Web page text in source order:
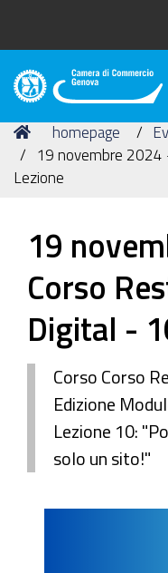
Camera
Commercio
di
Genova
Tu
sei
qui:
Home
homepage
19 novembre 2024
Lezione
19
Corso
Digital -
Corso Corso
Edizione
Lezione 10:
solo un sito!"